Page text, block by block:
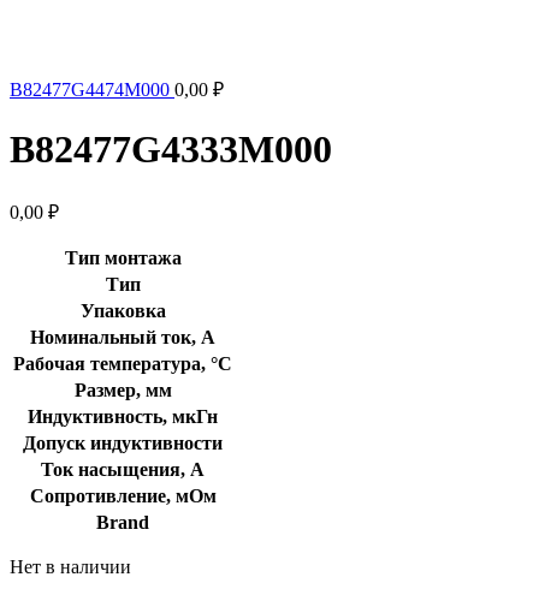
B82477G4474M000 0,00 ₽
B82477G4333M000
0,00 ₽
Тип монтажа
Тип
Упаковка
Номинальный ток, А
Рабочая температура, °C
Размер, мм
Индуктивность, мкГн
Допуск индуктивности
Ток насыщения, А
Сопротивление, мОм
Brand
Нет в наличии